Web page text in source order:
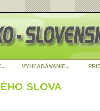
VYHĽADÁVANIE...
SLOVA